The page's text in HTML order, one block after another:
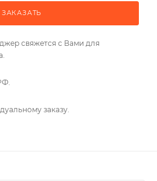
ЗАКАЗАТЬ
свяжется с Вами для
заказу.